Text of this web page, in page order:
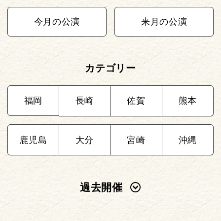
今月の公演 来月の公演
カテゴリー
福岡 長崎 佐賀 熊本
鹿児島 大分 宮崎 沖縄
過去開催